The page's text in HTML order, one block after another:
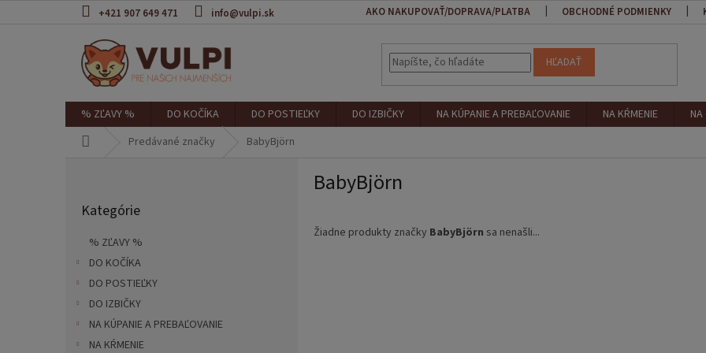
+421 907 649 471 info@vulpi.sk AKO NAKUPOVAŤ/DOPRAVA/PLATBA OBCHODNÉ PODMIENKY
HĽADAŤ
% ZĽAVY % DO KOČÍKA DO POSTIEĽKY DO IZBIČKY NA KÚPANIE A PREBAĽOVANIE NA KŔMENIE
Predávané značky BabyBjörn
kategórie
Kategórie
% ZĽAVY %
DO KOČÍKA
DO POSTIEĽKY
DO IZBIČKY
NA KÚPANIE A PREBAĽOVANIE
NA KŔMENIE
BabyBjörn
Žiadne produkty značky BabyBjörn sa nenašli...